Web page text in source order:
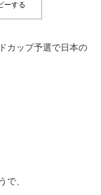
ーする
カップ予選で日本の
で、